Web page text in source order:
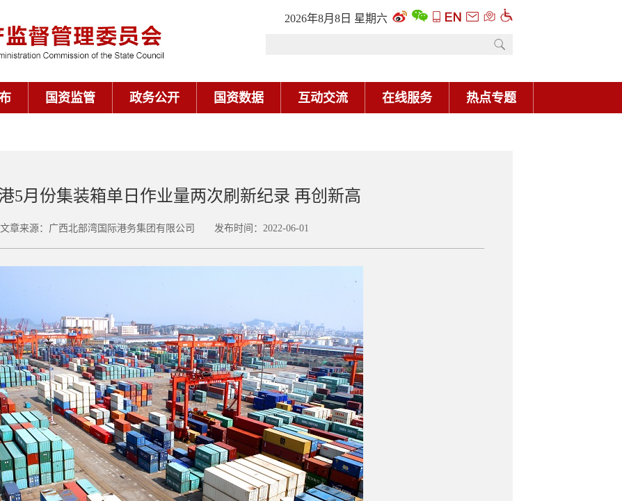
2026年8月8日 星期六
国资监管 政务公开 国资数据 互动交流 在线服务 热点专题
5月份集装箱单日作业量两次刷新纪录 再创新高
文章来源：广西北部湾国际港务集团有限公司 发布时间：2022-06-01